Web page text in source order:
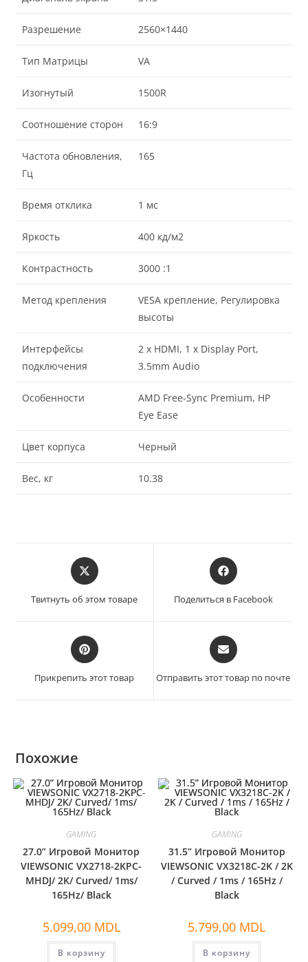
Разрешение 2560×1440
Тип Матрицы VA
Изогнутый 1500R
Соотношение сторон 16:9
Частота обновления,
Гц
165
Время отклика 1 мс
Яркость 400 кд/м2
Контрастность 3000 :1
Метод крепления
VESA крепление, Регулировка
высоты
Интерфейсы
подключения
2 x HDMI, 1 x Display Port,
3.5mm Audio
Особенности
AMD Free-Sync Premium, HP
Eye Ease
Цвет корпуса Черный
Вес, кг 10.38
Твитнуть об этом товаре Поделиться в Facebook
Прикрепить этот товар Отправить этот товар по почте
Похожие
GAMING
27.0” Игровой Монитор
VIEWSONIC VX2718-2KPC-
MHDJ/ 2K/ Curved/ 1ms/
165Hz/ Black
5.099,00 MDL
В корзину
GAMING
31.5” Игровой Монитор
VIEWSONIC VX3218C-2K / 2K
/ Curved / 1ms / 165Hz /
Black
5.799,00 MDL
В корзину